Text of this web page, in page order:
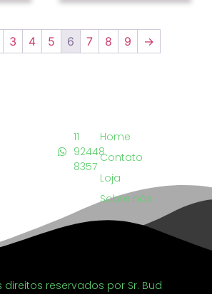
3 4 5 6 7 8 9 →
Home
Contato
Loja
Sobre nós
11
92448
8357
reservados por Sr. Bud